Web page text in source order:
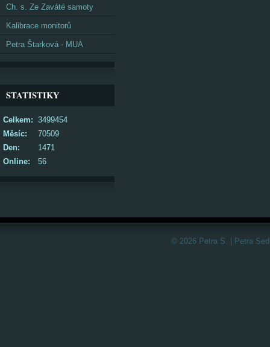
Ch. s. Ze Zaváté samoty
Kalibrace monitorů
Petra Štarková - MUA
STATISTIKY
Online: 56
Celkem: 3499454
Měsíc:
70509
Den:
1471
© 2026 Petra S. | Petra